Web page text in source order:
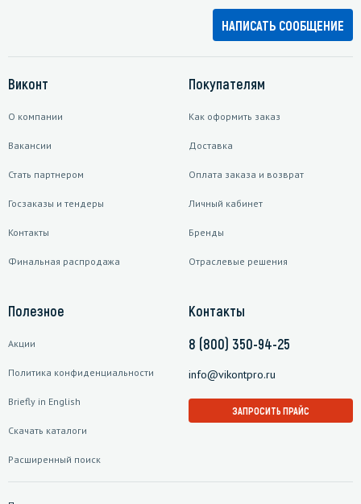
НАПИСАТЬ СООБЩЕНИЕ
Виконт
О компании
Вакансии
Стать партнером
Госзаказы и тендеры
Контакты
Финальная распродажа
Покупателям
Как оформить заказ
Доставка
Оплата заказа и возврат
Личный кабинет
Бренды
Отраслевые решения
Полезное
Акции
Политика конфиденциальности
Briefly in English
Скачать каталоги
Расширенный поиск
Контакты
8 (800) 350-94-25
info@vikontpro.ru
ЗАПРОСИТЬ ПРАЙС